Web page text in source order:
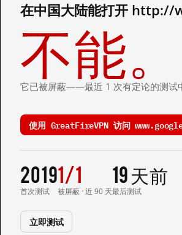
在中国大陆能打开 http://
不能。
它已被屏蔽——最近 1 次有定论的测试
使用 GreatFireVPN 访问
2019
首次测试
1/1
被屏蔽 · 近 90 天
19 天前
最后测试
立即测试